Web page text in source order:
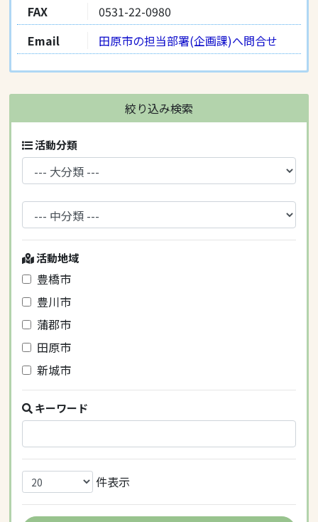
FAX
0531-22-0980
Email
田原市の担当部署(企画課)へ問合せ
絞り込み検索
活動分類
活動地域
豊橋市
豊川市
蒲郡市
田原市
新城市
キーワード
件表示